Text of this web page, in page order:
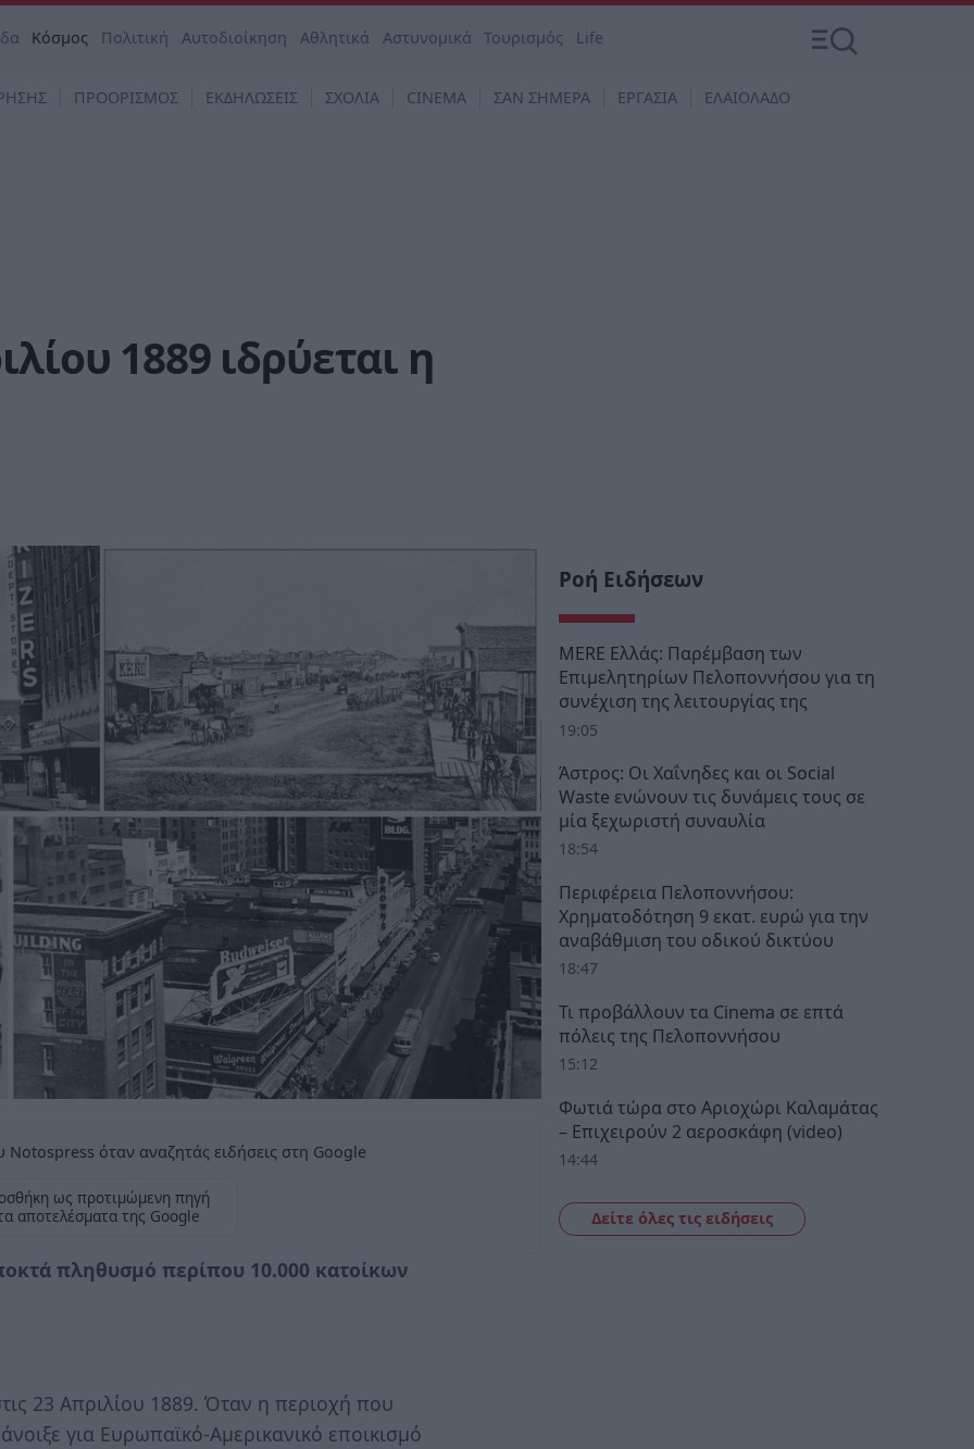
Κόσμος Πολιτική Αυτοδιοίκηση Αθλητικά Αστυνομικά Τουρισμός Life
ΠΡΟΟΡΙΣΜΟΣ ΕΚΔΗΛΩΣΕΙΣ ΣΧΟΛΙΑ CINEMA ΣΑΝ ΣΗΜΕΡΑ ΕΡΓΑΣΙΑ ΕΛΑΙΟΛΑΔΟ
1889 ιδρύεται η
όταν αναζητάς ειδήσεις στη Google
ως προτιμώμενη πηγή
αποτελέσματα της Google
πληθυσμό περίπου 10.000 κατοίκων
23 Απριλίου 1889. Όταν η περιοχή που
για Ευρωπαϊκό-Αμερικανικό εποικισμό
Ροή Ειδήσεων
MERE Ελλάς: Παρέμβαση των
Επιμελητηρίων Πελοποννήσου για τη
συνέχιση της λειτουργίας της
19:05
Άστρος: Οι Χαΐνηδες και οι Social
Waste ενώνουν τις δυνάμεις τους σε
μία ξεχωριστή συναυλία
18:54
Περιφέρεια Πελοποννήσου:
Χρηματοδότηση 9 εκατ. ευρώ για την
αναβάθμιση του οδικού δικτύου
18:47
Τι προβάλλουν τα Cinema σε επτά
πόλεις της Πελοποννήσου
15:12
Φωτιά τώρα στο Αριοχώρι Καλαμάτας
– Επιχειρούν 2 αεροσκάφη (video)
14:44
Δείτε όλες τις ειδήσεις